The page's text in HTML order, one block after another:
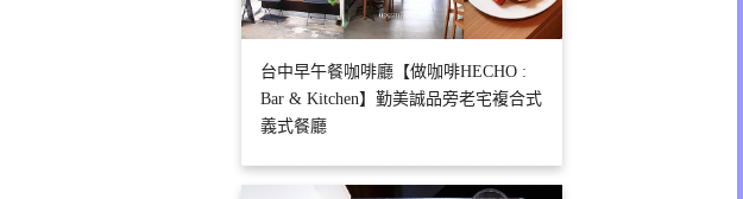
台中早午餐咖啡廳【做咖啡HECHO :
Bar & Kitchen】勤美誠品旁老宅複合式
義式餐廳